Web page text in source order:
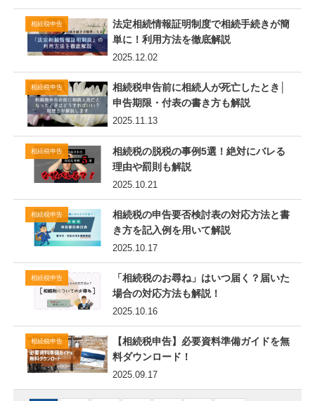
相続税申告
2025.12.02
法定相続情報証明制度で相続手続きが簡
単に！利用方法を徹底解説
相続税申告
2025.11.13
相続税申告前に相続人が死亡したとき│
申告期限・付表の書き方も解説
相続税申告
2025.10.21
相続税の脱税の事例5選！絶対にバレる
理由や罰則も解説
相続税申告
2025.10.17
相続税の申告要否検討表の対応方法と書
き方を記入例を用いて解説
相続税申告
2025.10.16
「相続税のお尋ね」はいつ届く？届いた
場合の対応方法も解説！
相続税申告
2025.09.17
【相続税申告】必要資料準備ガイドを無
料ダウンロード！